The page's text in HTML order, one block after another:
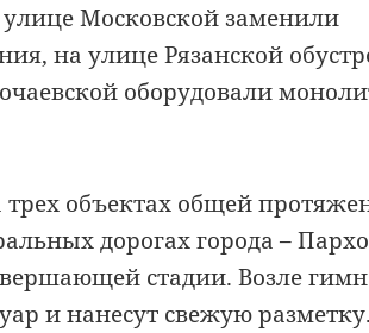
Московской заменили
на улице Рязанской
оборудовали
трех объектах общей
дорогах города –
стадии. Возле
и нанесут свежую